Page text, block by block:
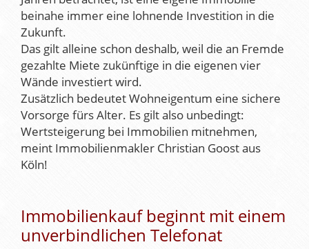
beinahe immer eine lohnende Investition in die
Zukunft.
Das gilt alleine schon deshalb, weil die an Fremde
gezahlte Miete zukünftige in die eigenen vier
Wände investiert wird.
Zusätzlich bedeutet Wohneigentum eine sichere
Vorsorge fürs Alter. Es gilt also unbedingt:
Wertsteigerung bei Immobilien mitnehmen,
meint Immobilienmakler Christian Goost aus
Köln!
Immobilienkauf beginnt mit einem
unverbindlichen Telefonat